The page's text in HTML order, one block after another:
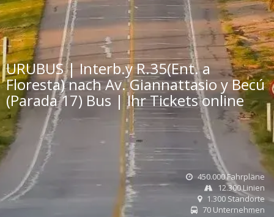
URUBUS | Interb.y R.35(Ent. a
Floresta) nach Av. Giannattasio y Becú
(Parada 17) Bus | Ihr Tickets online
450.000 Fahrpläne
12.300 Linien
1.300 Standorte
70 Unternehmen